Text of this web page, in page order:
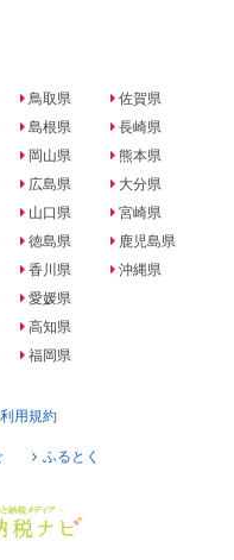
鳥取県
島根県
岡山県
広島県
山口県
徳島県
香川県
愛媛県
高知県
福岡県
佐賀県
長崎県
熊本県
大分県
宮崎県
鹿児島県
沖縄県
用規約
ふるとく